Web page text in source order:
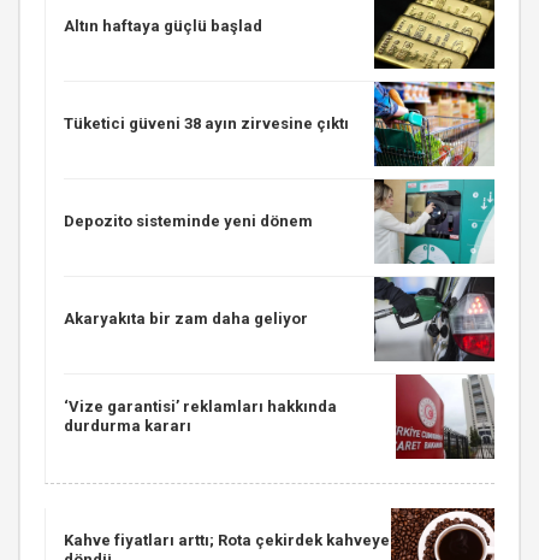
Altın haftaya güçlü başlad
Tüketici güveni 38 ayın zirvesine çıktı
Depozito sisteminde yeni dönem
Akaryakıta bir zam daha geliyor
‘Vize garantisi’ reklamları hakkında
durdurma kararı
Kahve fiyatları arttı; Rota çekirdek kahveye